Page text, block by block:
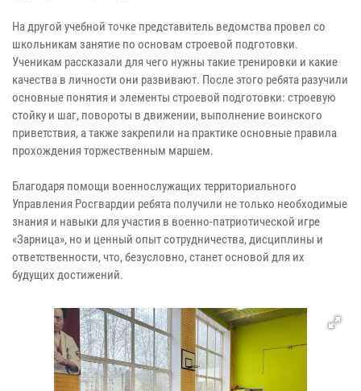
На другой учебной точке представитель ведомства провел со
школьникам занятие по основам строевой подготовки.
Ученикам рассказали для чего нужны такие тренировки и какие
качества в личности они развивают. После этого ребята разучили
основные понятия и элементы строевой подготовки: строевую
стойку и шаг, повороты в движении, выполнение воинского
приветствия, а также закрепили на практике основные правила
прохождения торжественным маршем.
Благодаря помощи военнослужащих территориального
Управления Росгвардии ребята получили не только необходимые
знания и навыки для участия в военно-патриотической игре
«Зарница», но и ценный опыт сотрудничества, дисциплины и
ответственности, что, безусловно, станет основой для их
будущих достижений.